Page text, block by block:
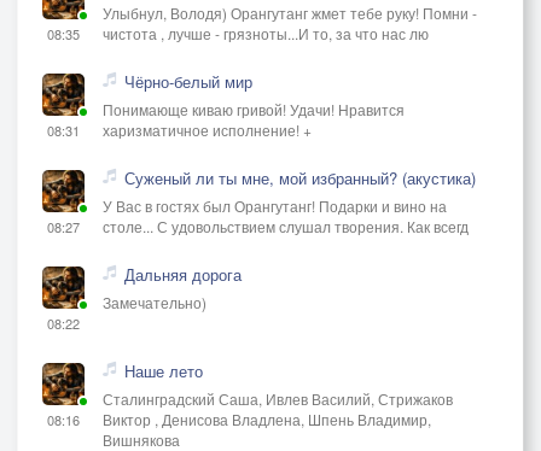
08:35
Улыбнул, Володя) Орангутанг жмет тебе руку! Помни -
чистота , лучше - грязноты...И то, за что нас лю
08:31
Чёрно-белый мир
Понимающе киваю гривой! Удачи! Нравится
харизматичное исполнение! +
08:27
Суженый ли ты мне, мой избранный? (акустика)
У Вас в гостях был Орангутанг! Подарки и вино на
столе... С удовольствием слушал творения. Как всегд
08:22
Дальняя дорога
Замечательно)
08:16
Наше лето
Сталинградский Саша, Ивлев Василий, Стрижаков
Виктор , Денисова Владлена, Шпень Владимир,
Вишнякова